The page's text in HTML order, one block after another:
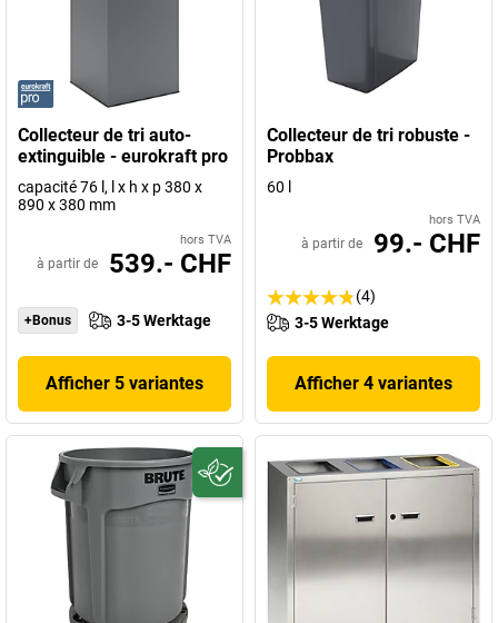
Collecteur de tri auto-
extinguible - eurokraft pro
capacité 76 l, l x h x p 380 x
890 x 380 mm
hors TVA
à partir de 539.- CHF
+Bonus 3-5 Werktage
Afficher 5 variantes
Collecteur de tri robuste -
Probbax
60 l
hors TVA
à partir de 99.- CHF
(4)
3-5 Werktage
Afficher 4 variantes